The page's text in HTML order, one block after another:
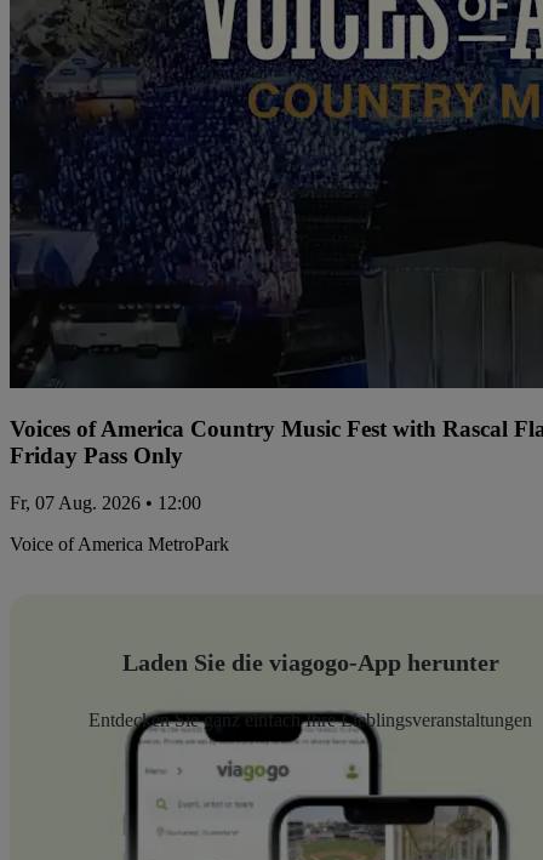
Voices of America Country Music Fest with Rascal
Friday Pass Only
Fr, 07 Aug. 2026 • 12:00
Voice of America MetroPark
Laden Sie die viagogo-App herunter
Entdecken Sie ganz einfach Ihre Lieblingsveranstaltungen